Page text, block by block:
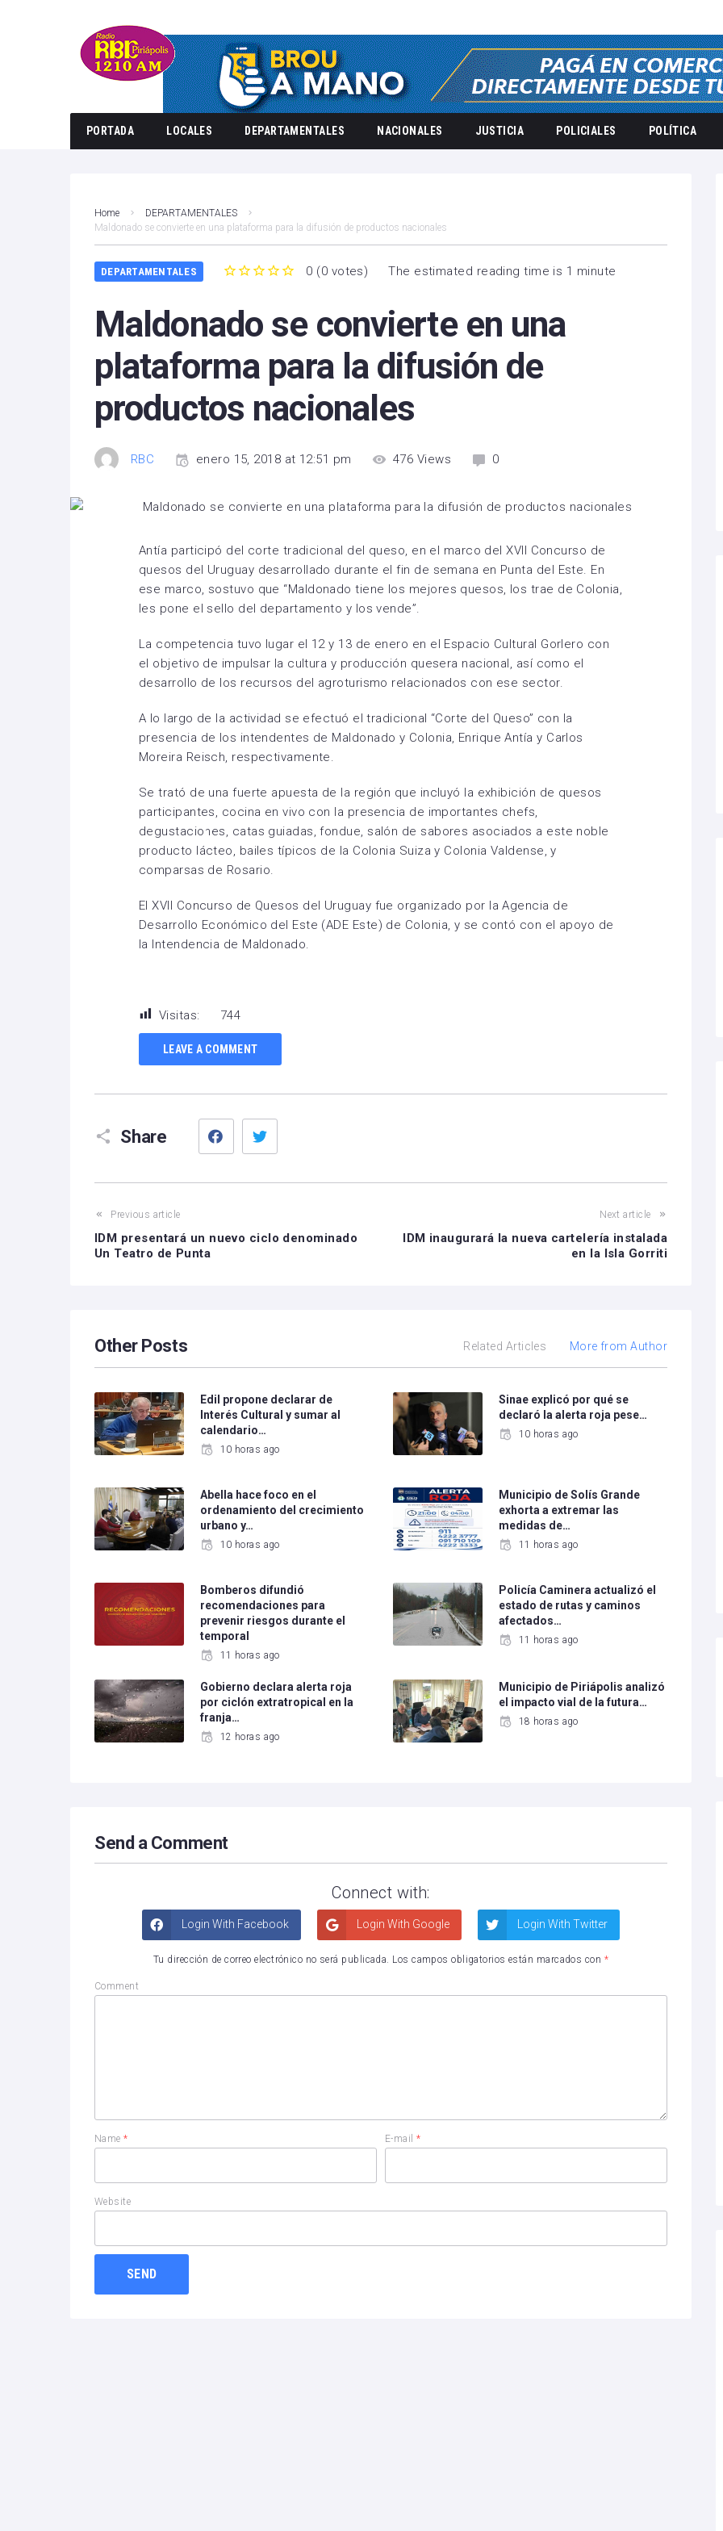
PORTADA LOCALES DEPARTAMENTALES NACIONALES JUSTICIA POLICIALES POLÍTICA
Home
DEPARTAMENTALES
Maldonado se convierte en una plataforma para la difusión de productos nacionales
DEPARTAMENTALES 0 (0 votes) The estimated reading time is 1 minute
Maldonado se convierte en una
plataforma para la difusión de
productos nacionales
RBC enero 15, 2018 at 12:51 pm 476 Views 0
Antía participó del corte tradicional del queso, en el marco del XVII Concurso de
quesos del Uruguay desarrollado durante el fin de semana en Punta del Este. En
ese marco, sostuvo que “Maldonado tiene los mejores quesos, los trae de Colonia,
les pone el sello del departamento y los vende”.
La competencia tuvo lugar el 12 y 13 de enero en el Espacio Cultural Gorlero con
el objetivo de impulsar la cultura y producción quesera nacional, así como el
desarrollo de los recursos del agroturismo relacionados con ese sector.
A lo largo de la actividad se efectuó el tradicional “Corte del Queso” con la
presencia de los intendentes de Maldonado y Colonia, Enrique Antía y Carlos
Moreira Reisch, respectivamente.
Se trató de una fuerte apuesta de la región que incluyó la exhibición de quesos
participantes, cocina en vivo con la presencia de importantes chefs,
degustaciones, catas guiadas, fondue, salón de sabores asociados a este noble
producto lácteo, bailes típicos de la Colonia Suiza y Colonia Valdense, y
comparsas de Rosario.
El XVII Concurso de Quesos del Uruguay fue organizado por la Agencia de
Desarrollo Económico del Este (ADE Este) de Colonia, y se contó con el apoyo de
la Intendencia de Maldonado.
Visitas: 744
LEAVE A COMMENT
Share
Facebook
Previous article
IDM presentará un nuevo ciclo denominado
Un Teatro de Punta
Next article
IDM inaugurará la nueva cartelería instalada
en la Isla Gorriti
Other Posts Related Articles More from Author
Edil propone declarar de
Interés Cultural y sumar al
calendario…
10 horas ago
Sinae explicó por qué se
declaró la alerta roja pese…
10 horas ago
Abella hace foco en el
ordenamiento del crecimiento
urbano y…
10 horas ago
Municipio de Solís Grande
exhorta a extremar las
medidas de…
11 horas ago
Bomberos difundió
recomendaciones para
prevenir riesgos durante el
temporal
11 horas ago
Policía Caminera actualizó el
estado de rutas y caminos
afectados…
11 horas ago
Gobierno declara alerta roja
por ciclón extratropical en la
franja…
12 horas ago
Municipio de Piriápolis analizó
el impacto vial de la futura…
18 horas ago
Send a Comment
Connect with:
Login With Facebook Login With Google Login With Twitter
Tu dirección de correo electrónico no será publicada. Los campos obligatorios están marcados con *
Comment
Name* E-mail*
Website